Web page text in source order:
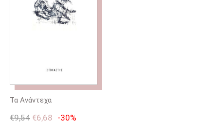
Τα Ανάντεχα
€9,54 €6,68 -30%